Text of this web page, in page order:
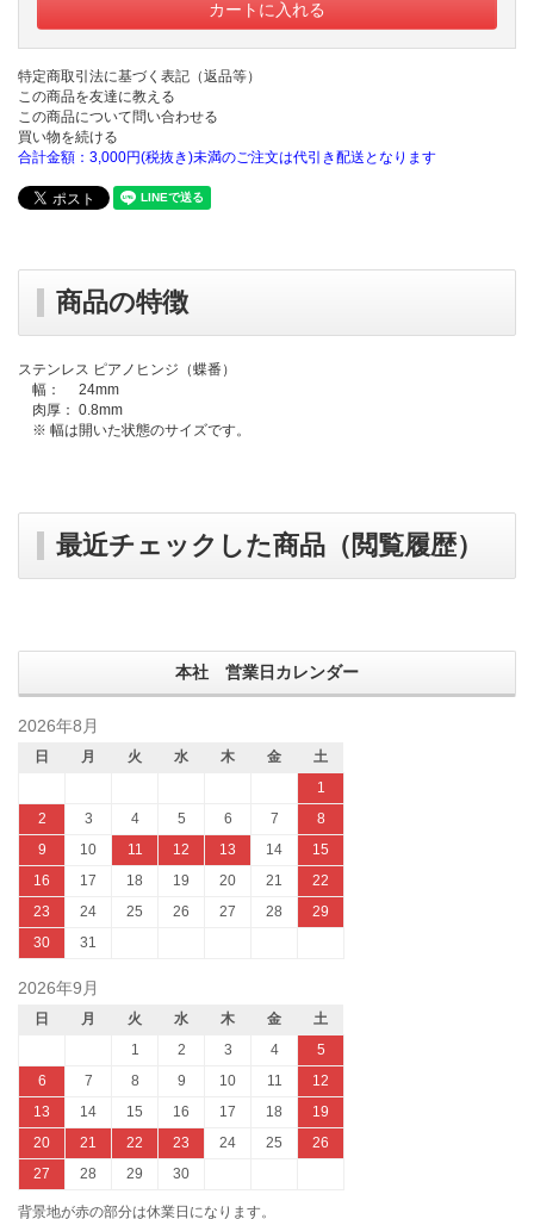
特定商取引法に基づく表記（返品等）
この商品を友達に教える
この商品について問い合わせる
買い物を続ける
合計金額：3,000円(税抜き)未満のご注文は代引き配送となります
商品の特徴
ステンレス ピアノヒンジ（蝶番）
幅： 24mm
肉厚： 0.8mm
※ 幅は開いた状態のサイズです。
最近チェックした商品（閲覧履歴）
本社 営業日カレンダー
2026年8月
日 月 火 水 木 金
土
1
2
3 4 5 6 7
8
9
10 11 12 13 14
15
16
17 18 19 20 21
22
23
24 25 26 27 28
29
30
31
2026年9月
日 月 火 水 木 金
土
1
2 3 4
5
6
7 8 9 10 11
12
13
14 15 16 17 18
19
20
21 22 23 24 25
26
27
28 29 30
背景地が赤の部分は休業日になります。